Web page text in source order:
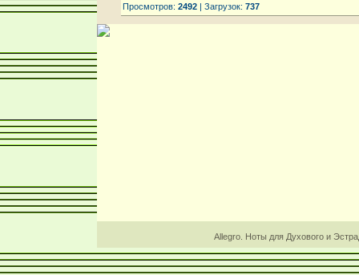
Просмотров: 2492 | Загрузок: 737
Allegro. Ноты для Духового и